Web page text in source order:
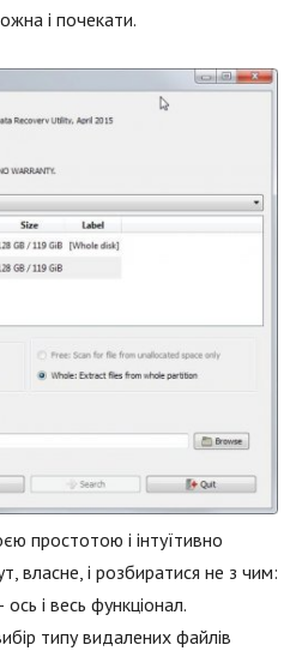
і почекати.
простотою і інтуїтивно
власне, і розбиратися не з чим:
ось і весь функціонал.
типу видалених файлів